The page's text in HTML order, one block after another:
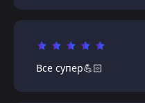
Все супер💪🏻